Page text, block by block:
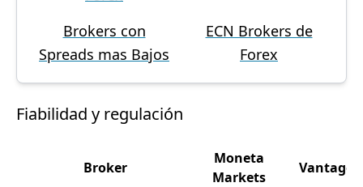
Brokers con
Spreads mas Bajos
ECN Brokers de
Forex
Fiabilidad y regulación
Broker
Moneta
Markets
Vantage